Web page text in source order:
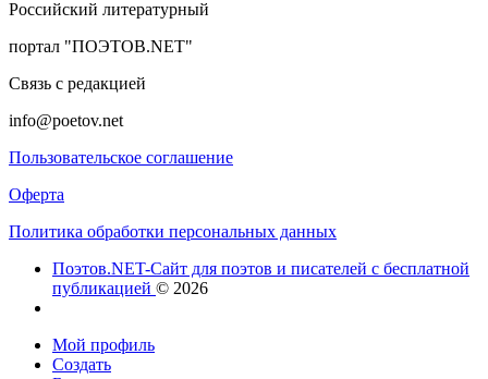
Российский литературный
портал "ПОЭТОВ.NET"
Связь с редакцией
info@poetov.net
Пользовательское соглашение
Оферта
Политика обработки персональных данных
Поэтов.NET-Сайт для поэтов и писателей с бесплатной
публикацией © 2026
Мой профиль
Создать